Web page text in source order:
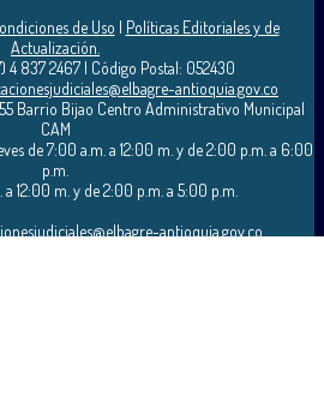
de Uso | Políticas Editoriales y de
Actualización.
4 837 2467 | Código Postal: 052430
antioquia.gov.co
Barrio Bijao Centro Administrativo Municipal
CAM
de 7:00 a.m. a 12:00 m. y de 2:00 p.m. a 6:00
p.m.
12:00 m. y de 2:00 p.m. a 5:00 p.m.
antioquia.gov.co